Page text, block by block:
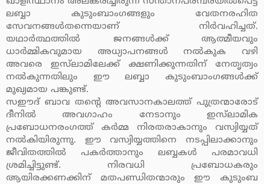
ലബ്ബാ കുടുംബാംഗങ്ങളും വേതനരഹിത
സേവനങ്ങള്‍തന്നെയാണ് നിര്‍വഹിച്ചത്.
യഥാര്‍ത്ഥത്തില്‍ ജനങ്ങള്‍ക്ക് ആത്മീയവും
ധാര്‍മ്മികവുമായ അധ്യാപനങ്ങള്‍ നല്‍കുക വഴി
അവരെ ഇസ്‌ലാമിലേക്ക് ക്ഷണിക്കുന്നതിന് നേതൃത്വം
നല്‍കുന്നതിലും ഈ ലബ്ബാ കുടുംബാംഗങ്ങള്‍ക്ക്
മുഖ്യമായ പങ്കുണ്ട്.
സഈദ് ബാവ തന്റെ അവസാനകാലത്ത് പുത്രന്മാരോട്
ദീനില്‍ അവഗാഹം നേടാനും ഇസ്‌ലാമിക
പ്രബോധനരംഗത്ത് കര്‍മ്മ നിരതരാകാനും വസ്വിയ്യത്
നല്‍കിയിരുന്നു. ഈ വസ്വിയ്യത്തിനെ നടപ്പിലാക്കാനും
ജീവിതത്തില്‍ പകര്‍ത്താനും ലബ്ബകള്‍ പരമാവധി
ശ്രമിച്ചിട്ടുണ്ട്. നിരവധി പ്രബോധകരും
ആയിരക്കണക്കിന് മതപണ്ഡിതന്മാരും ഈ കുടുംബ